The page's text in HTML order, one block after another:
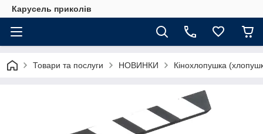
Карусель приколів
Товари та послуги НОВИНКИ Кінохлопушка